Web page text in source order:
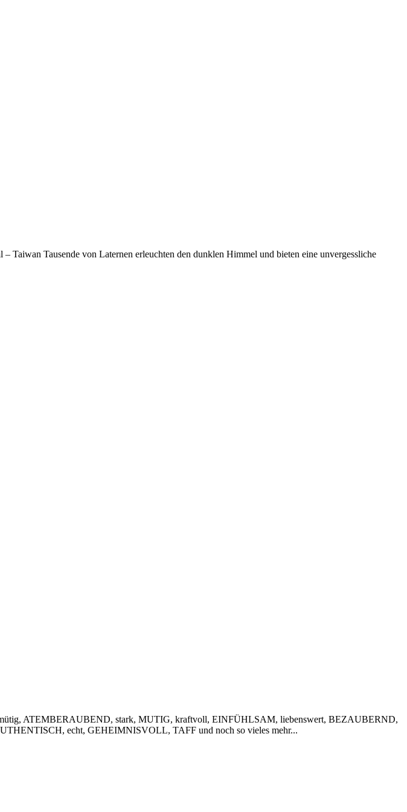
Taiwan Tausende von Laternen erleuchten den dunklen Himmel und bieten eine unvergessliche
ATEMBERAUBEND, stark, MUTIG, kraftvoll, EINFÜHLSAM, liebenswert, BEZAUBERND,
echt, GEHEIMNISVOLL, TAFF und noch so vieles mehr...